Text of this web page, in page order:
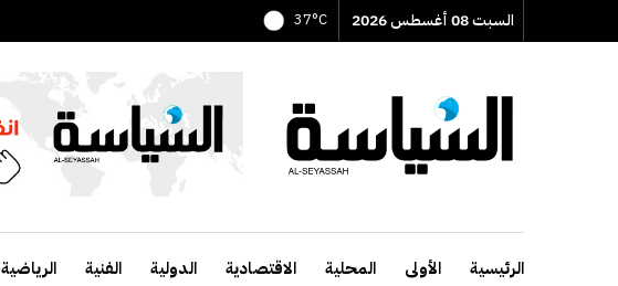
السبت 08 أغسطس 2026 37°C
الرئيسية الأولى المحلية الاقتصادية الدولية الفنية الرياضية